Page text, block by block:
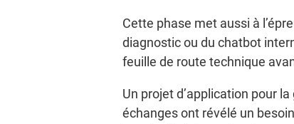
Cette phase met aussi à
diagnostic ou du chatbot
feuille de route technique
Un projet d’application pour
échanges ont révélé un